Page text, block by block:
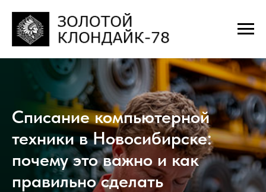
Списание компьютерной
техники в Новосибирске:
почему это важно и как
правильно сделать